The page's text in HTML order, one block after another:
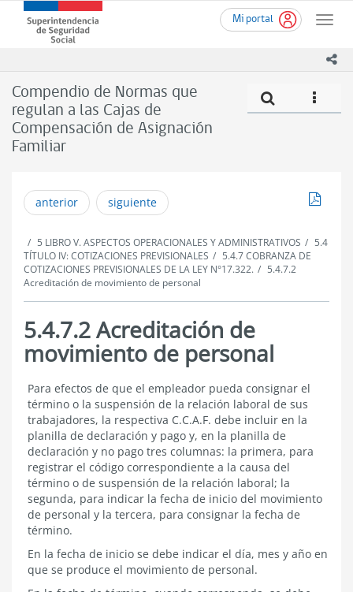
contenido
Mi portal
Toggle
Superintendencia
de
(SUSESO)
-
Gobierno
de
Chile
Compendio de Normas que
regulan a las Cajas de
Compensación de Asignación
Familiar
icono
anterior siguiente
5 LIBRO V. ASPECTOS OPERACIONALES Y ADMINISTRATIVOS
5.4
TÍTULO IV: COTIZACIONES PREVISIONALES
5.4.7 COBRANZA DE
COTIZACIONES PREVISIONALES DE LA LEY N°17.322.
5.4.7.2
Acreditación de movimiento de personal
5.4.7.2 Acreditación de
movimiento de personal
5.4.7.2
Acreditación
de
movimiento
de
personal
Para efectos de que el empleador pueda consignar el
término o la suspensión de la relación laboral de sus
trabajadores, la respectiva C.C.A.F. debe incluir en la
planilla de declaración y pago y, en la planilla de
declaración y no pago tres columnas: la primera, para
registrar el código correspondiente a la causa del
término o de suspensión de la relación laboral; la
segunda, para indicar la fecha de inicio del movimiento
de personal y la tercera, para consignar la fecha de
término.
En la fecha de inicio se debe indicar el día, mes y año en
que se produce el movimiento de personal.